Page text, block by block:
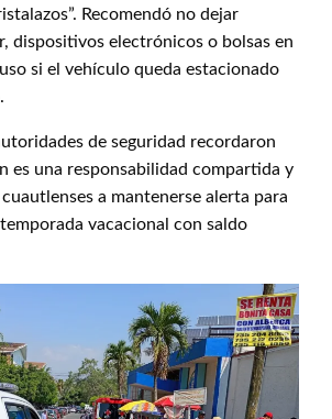
Recomendó no dejar
dispositivos electrónicos o bolsas en
si el vehículo queda estacionado
de seguridad recordaron
es una responsabilidad compartida y
a mantenerse alerta para
vacacional con saldo